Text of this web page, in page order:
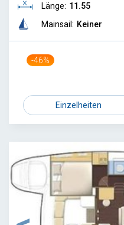
Länge: 11.55
Mainsail: Keiner
-46%
Einzelheiten